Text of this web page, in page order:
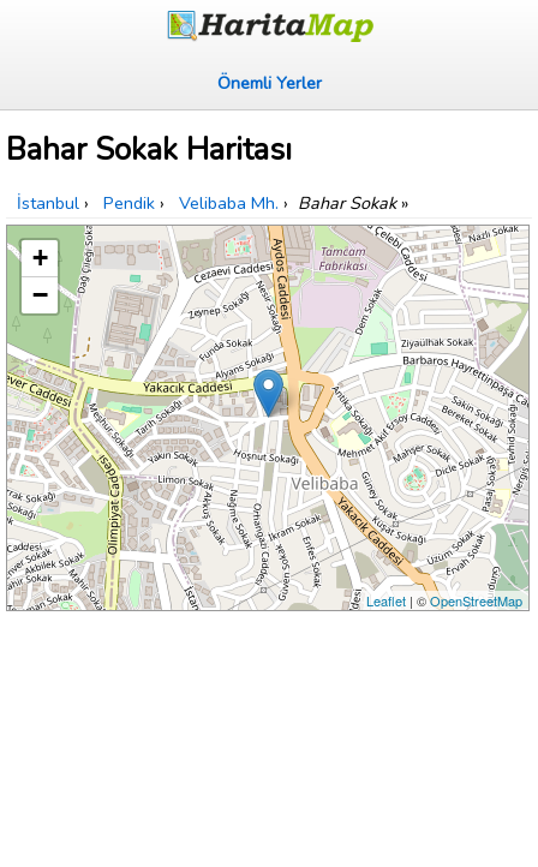
Önemli Yerler
Bahar Sokak Haritası
İstanbul › Pendik › Velibaba Mh. › Bahar Sokak»
+
−
Leaflet| ©OpenStreetMap